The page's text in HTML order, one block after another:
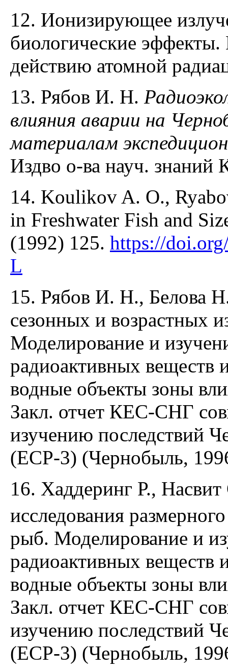
12. Ионизирующее
биологические
действию атомной
13. Рябов И. Н.
влияния аварии на
материалам
Издво о-ва науч.
14. Koulikov A. O.,
in Freshwater Fish and
(1992) 125. https://
L
15. Рябов И. Н., Белова
сезонных и возрастных
Моделирование и
радиоактивных веществ
водные объекты зоны
Закл. отчет КЕС-СНГ
изучению последствий
(ЕСР-3) (Чернобыль,
16. Хаддеринг Р.,
исследования
рыб. Моделирование и
радиоактивных веществ
водные объекты зоны
Закл. отчет КЕС-СНГ
изучению последствий
(ЕСР-3) (Чернобыль,